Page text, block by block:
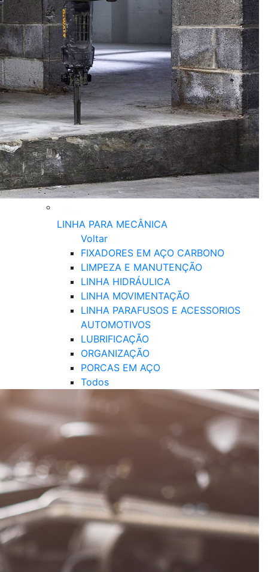
LINHA PARA MECÂNICA
Voltar
FIXADORES EM AÇO CARBONO
LIMPEZA E MANUTENÇÃO
LINHA HIDRÁULICA
LINHA MOVIMENTAÇÃO
LINHA PARAFUSOS E ACESSORIOS
AUTOMOTIVOS
LUBRIFICAÇÃO
ORGANIZAÇÃO
PORCAS EM AÇO
Todos